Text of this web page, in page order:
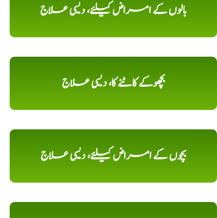
بالوں کے امراض کیلئے، دیسی علاج
بچھوکے کاٹنے کا، دیسی علاج
بچوں کے امراض کیلئے، دیسی علاج